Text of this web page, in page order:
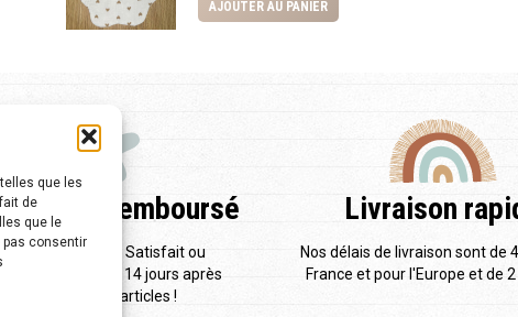
que les
de
que le
pas consentir
AJOUTER AU PANIER
ou remboursé
proposons le Satisfait ou
pendant 14 jours après
réception des articles !
Livraison
Nos délais de livraison sont de
France et pour l'Europe et de 2